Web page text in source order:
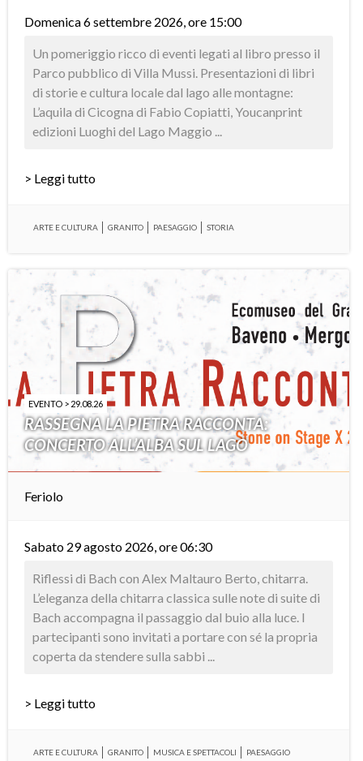
Domenica 6 settembre 2026, ore 15:00
Un pomeriggio ricco di eventi legati al libro presso il
Parco pubblico di Villa Mussi. Presentazioni di libri
di storie e cultura locale dal lago alle montagne:
L’aquila di Cicogna di Fabio Copiatti, Youcanprint
edizioni Luoghi del Lago Maggio ...
> Leggi tutto
ARTE E CULTURA GRANITO PAESAGGIO STORIA
EVENTO > 29.08.26
RASSEGNA LA PIETRA RACCONTA:
CONCERTO ALL’ALBA SUL LAGO
Feriolo
Sabato 29 agosto 2026, ore 06:30
Riflessi di Bach con Alex Maltauro Berto, chitarra.
L’eleganza della chitarra classica sulle note di suite di
Bach accompagna il passaggio dal buio alla luce. I
partecipanti sono invitati a portare con sé la propria
coperta da stendere sulla sabbi ...
> Leggi tutto
ARTE E CULTURA GRANITO MUSICA E SPETTACOLI PAESAGGIO